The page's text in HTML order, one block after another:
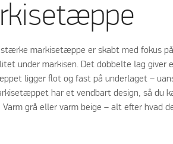
markisetæppe er skabt med fokus
under markisen. Det dobbelte lag giver
ligger flot og fast på underlaget –
har et vendbart design, så du
Varm grå eller varm beige – alt efter hvad